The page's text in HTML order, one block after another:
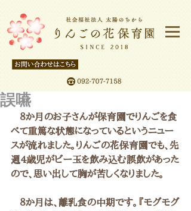
誤嚥
８か月のお子さんが保育園でりんごを食
べて重篤な状態になっているというニュー
スが流れました。りんごの花保育園でも、先
週4歳児がビー玉を飲み込む誤飲があった
ので、思い出して胸が苦しくなりました。
８か月は、離乳食の中期です。『モグモグ